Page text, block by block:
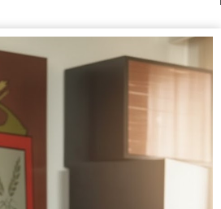
DEPORTES
ESPECTACULOS